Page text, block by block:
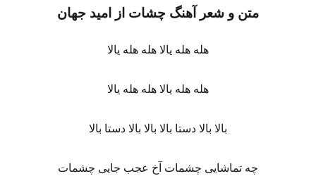
متن و شعر آهنگ چشات از امید جهان
هله هله یالا هله هله یالا
هله هله یالا هله هله یالا
بالا بالا دستا بالا بالا بالا دستا بالا
چه تماشایی چشمات آخ عجب جایی چشمات